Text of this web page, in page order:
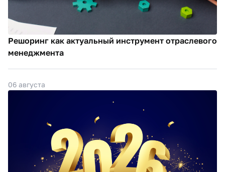
Решоринг как актуальный инструмент отраслевого
менеджмента
06 августа